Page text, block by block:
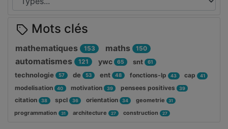
Mots clés
mathematiques 153 maths 150
automatismes 121 ywc 65 snt 61
technologie 57 de 53 ent 48 fonctions-lp 43 cap 41
modelisation 40 motivation 39 pensees positives 39
citation 38 spcl 36 orientation 34 geometrie 31
programmation 31 architecture 27 construction 27